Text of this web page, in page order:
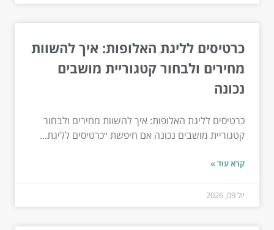
כרטיסים לליגת האלופות: איך להשוות
מחירים ולבחור קטגוריית מושבים
נכונה
כרטיסים לליגת האלופות: איך להשוות מחירים ולבחור
קטגוריית מושבים נכונה אם חיפשת ״כרטיסים לליגת...
קרא עוד »
יול 09, 2026